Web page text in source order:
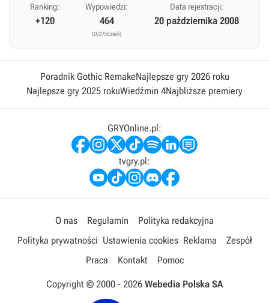
Ranking:
+120
Wypowiedzi:
464
(0,07/dzień)
Data rejestracji:
20 października 2008
Poradnik Gothic RemakeNajlepsze gry 2026 roku
Najlepsze gry 2025 rokuWiedźmin 4Najbliższe premiery
GRYOnline.pl:
tvgry.pl:
O nas Regulamin
Polityka redakcyjna
Polityka prywatności Ustawienia cookies Reklama
Zespół
Praca
Kontakt Pomoc
Copyright © 2000 - 2026 Webedia Polska SA